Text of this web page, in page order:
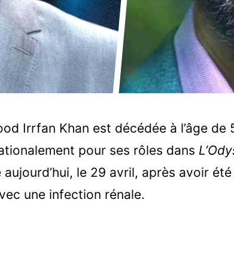
Irrfan Khan est décédée à l’âge de
pour ses rôles dans
le 29 avril, après avoir
une infection rénale.